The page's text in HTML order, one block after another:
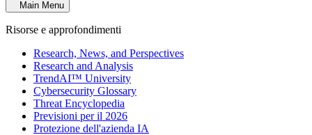
Main Menu
Risorse e approfondimenti
Research, News, and Perspectives
Research and Analysis
TrendAI™ University
Cybersecurity Glossary
Threat Encyclopedia
Previsioni per il 2026
Protezione dell'azienda IA